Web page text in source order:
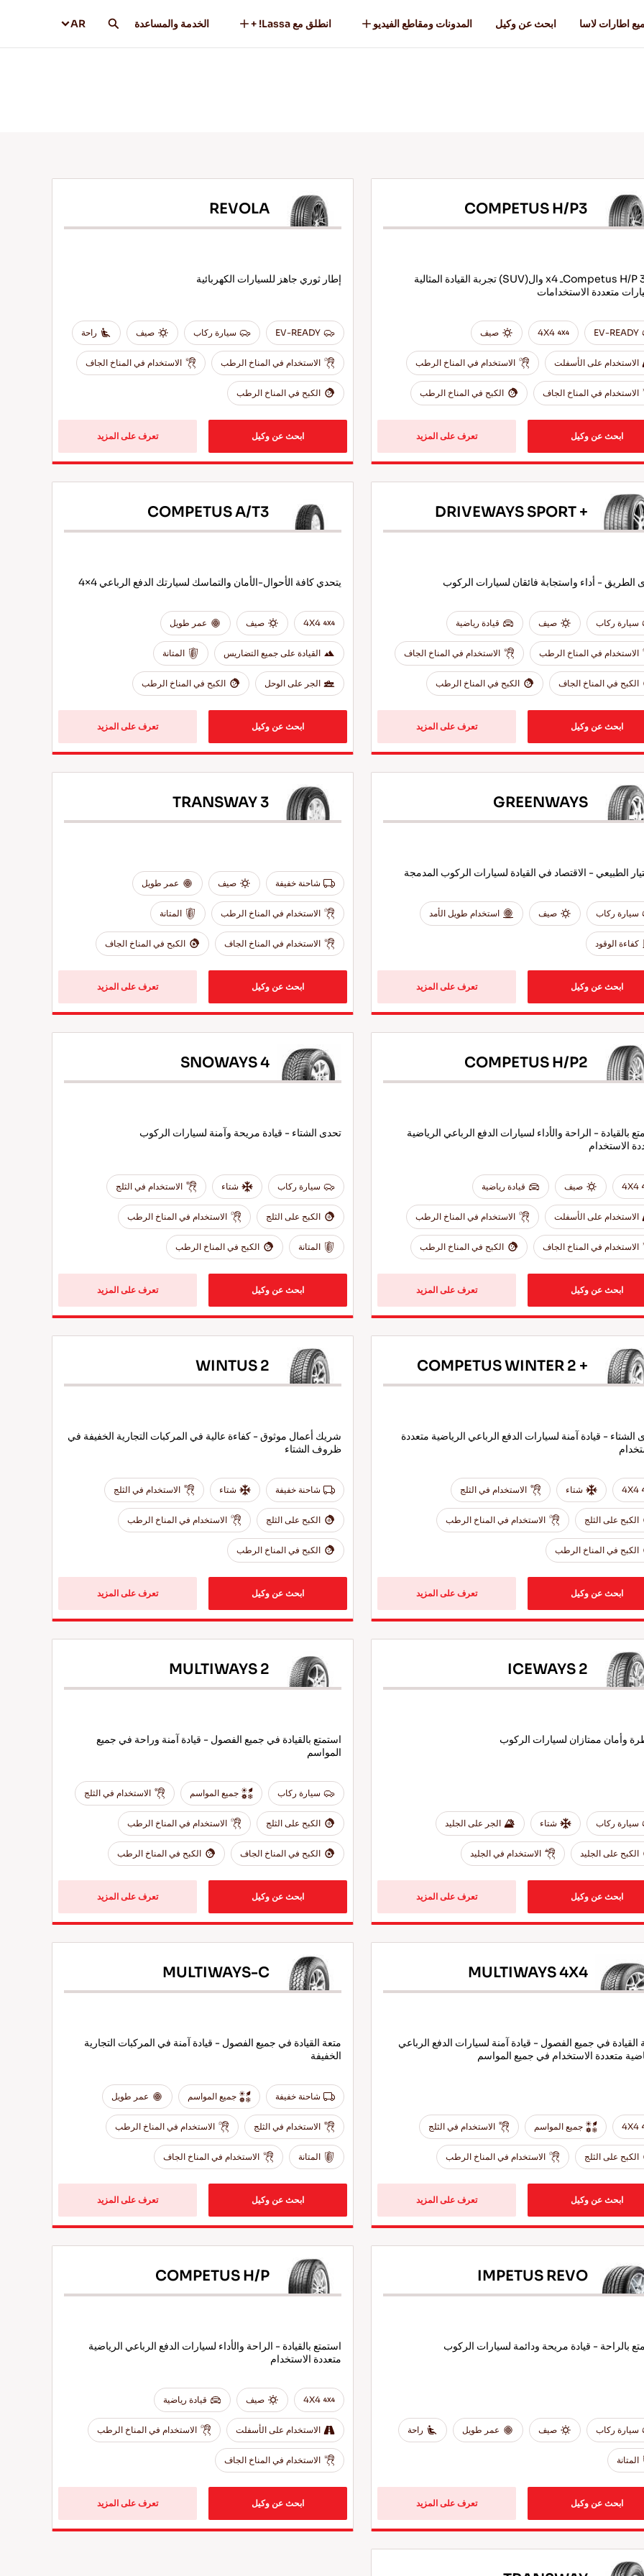
اطارات لاسا ابحث عن وكيل المدونات ومقاطع الفيديو انطلق مع Lassa! + الخدمة والمساعدة AR
COMPETUS H/P3
Competus H/P 3- 4ـ x4 وال(SUV) تجربة القيادة المثالية
متعددة الاستخدامات
EV-READY
4X4 صيف
الاستخدام على الأسفلت الاستخدام في المناخ الرطب
الاستخدام في المناخ الجاف الكبح في المناخ الرطب
ابحث عن وكيل تعرف على المزيد
REVOLA
إطار ثوري جاهز للسيارات الكهربائية
EV-READY سيارة ركاب صيف راحة
الاستخدام في المناخ الرطب الاستخدام في المناخ الجاف
الكبح في المناخ الرطب
ابحث عن وكيل تعرف على المزيد
DRIVEWAYS SPORT +
الطريق - أداء واستجابة فائقان لسيارات الركوب
سيارة ركاب صيف قيادة رياضية
الاستخدام في المناخ الرطب الاستخدام في المناخ الجاف
الكبح في المناخ الجاف الكبح في المناخ الرطب
ابحث عن وكيل تعرف على المزيد
COMPETUS A/T3
يتحدي كافة الأحوال-الأمان والتماسك لسيارتك الدفع الرباعي 4×4
4X4 صيف عمر طويل
القيادة على جميع التضاريس المتانة
الجر على الوحل الكبح في المناخ الرطب
ابحث عن وكيل تعرف على المزيد
GREENWAYS
الطبيعي - الاقتصاد في القيادة لسيارات الركوب المدمجة
سيارة ركاب صيف استخدام طويل الأمد
كفاءة الوقود
ابحث عن وكيل تعرف على المزيد
TRANSWAY 3
شاحنة خفيفة صيف عمر طويل
الاستخدام في المناخ الرطب المتانة
الاستخدام في المناخ الجاف الكبح في المناخ الجاف
ابحث عن وكيل تعرف على المزيد
COMPETUS H/P2
بالقيادة - الراحة والأداء لسيارات الدفع الرباعي الرياضية
الاستخدام
4X4 صيف قيادة رياضية
الاستخدام على الأسفلت الاستخدام في المناخ الرطب
الاستخدام في المناخ الجاف الكبح في المناخ الرطب
ابحث عن وكيل تعرف على المزيد
SNOWAYS 4
تحدى الشتاء - قيادة مريحة وآمنة لسيارات الركوب
سيارة ركاب شتاء الاستخدام في الثلج
الكبح على الثلج الاستخدام في المناخ الرطب
المتانة الكبح في المناخ الرطب
ابحث عن وكيل تعرف على المزيد
COMPETUS WINTER 2 +
الشتاء - قيادة آمنة لسيارات الدفع الرباعي الرياضية متعددة
4X4 شتاء الاستخدام في الثلج
الكبح على الثلج الاستخدام في المناخ الرطب
الكبح في المناخ الرطب
ابحث عن وكيل تعرف على المزيد
WINTUS 2
شريك أعمال موثوق - كفاءة عالية في المركبات التجارية الخفيفة في
ظروف الشتاء
شاحنة خفيفة شتاء الاستخدام في الثلج
الكبح على الثلج الاستخدام في المناخ الرطب
الكبح في المناخ الرطب
ابحث عن وكيل تعرف على المزيد
ICEWAYS 2
وأمان ممتازان لسيارات الركوب
سيارة ركاب شتاء الجر على الجليد
الكبح على الجليد الاستخدام في الجليد
ابحث عن وكيل تعرف على المزيد
MULTIWAYS 2
استمتع بالقيادة في جميع الفصول - قيادة آمنة وراحة في جميع
المواسم
سيارة ركاب جميع المواسم الاستخدام في الثلج
الكبح على الثلج الاستخدام في المناخ الرطب
الكبح في المناخ الجاف الكبح في المناخ الرطب
ابحث عن وكيل تعرف على المزيد
MULTIWAYS 4X4
القيادة في جميع الفصول - قيادة آمنة لسيارات الدفع الرباعي
متعددة الاستخدام في جميع المواسم
4X4 جميع المواسم الاستخدام في الثلج
الكبح على الثلج الاستخدام في المناخ الرطب
ابحث عن وكيل تعرف على المزيد
MULTIWAYS-C
متعة القيادة في جميع الفصول - قيادة آمنة في المركبات التجارية
الخفيفة
شاحنة خفيفة جميع المواسم عمر طويل
الاستخدام في الثلج الاستخدام في المناخ الرطب
المتانة الاستخدام في المناخ الجاف
ابحث عن وكيل تعرف على المزيد
IMPETUS REVO
بالراحة - قيادة مريحة ودائمة لسيارات الركوب
سيارة ركاب صيف عمر طويل راحة
المتانة
ابحث عن وكيل تعرف على المزيد
COMPETUS H/P
استمتع بالقيادة - الراحة والأداء لسيارات الدفع الرباعي الرياضية
متعددة الاستخدام
4X4 صيف قيادة رياضية
الاستخدام على الأسفلت الاستخدام في المناخ الرطب
الاستخدام في المناخ الجاف
ابحث عن وكيل تعرف على المزيد